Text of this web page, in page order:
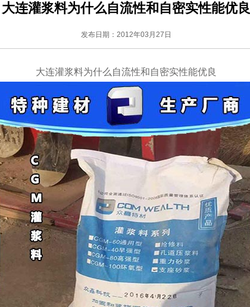
大连灌浆料为什么自流性和自密实性能优良
发布日期：2012年03月27日
大连灌浆料为什么自流性和自密实性能优良